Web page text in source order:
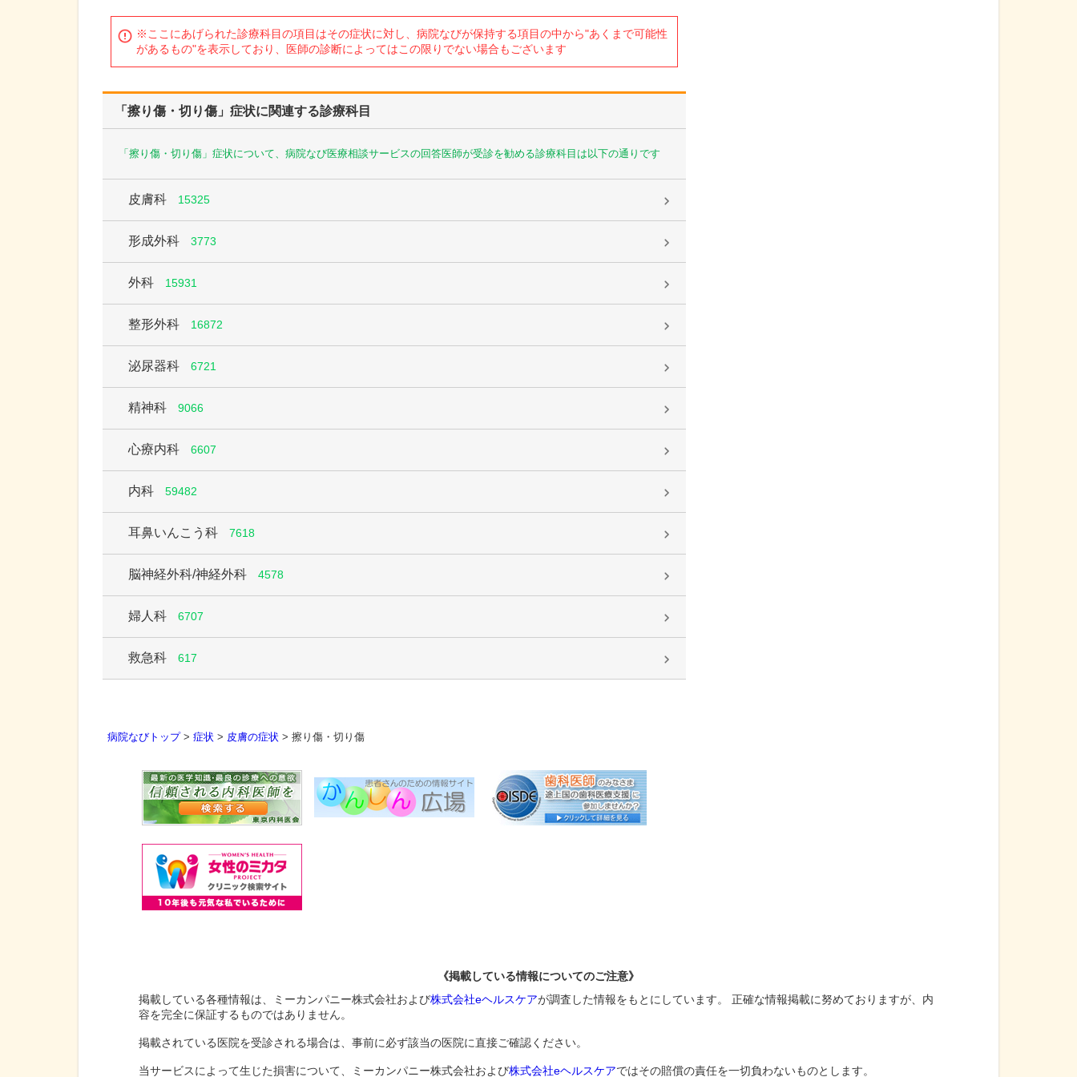
※ここにあげられた診療科目の項目はその症状に対し、病院なびが保持する項目の中から"あくまで可能性
があるもの"を表示しており、医師の診断によってはこの限りでない場合もございます
「擦り傷・切り傷」症状に関連する診療科目
「擦り傷・切り傷」症状について、病院なび医療相談サービスの回答医師が受診を勧める診療科目は以下の通りです
皮膚科 15325
形成外科 3773
外科 15931
整形外科 16872
泌尿器科 6721
精神科 9066
心療内科 6607
内科 59482
耳鼻いんこう科 7618
脳神経外科/神経外科 4578
婦人科 6707
救急科 617
《掲載している情報についてのご注意》
掲載している各種情報は、ミーカンパニー株式会社および株式会社eヘルスケアが調査した情報をもとにしています。 正確な情報掲載に努めておりますが、内
容を完全に保証するものではありません。
掲載されている医院を受診される場合は、事前に必ず該当の医院に直接ご確認ください。
当サービスによって生じた損害について、ミーカンパニー株式会社および株式会社eヘルスケアではその賠償の責任を一切負わないものとします。
病院なびトップ> 症状 > 皮膚の症状 > 擦り傷・切り傷